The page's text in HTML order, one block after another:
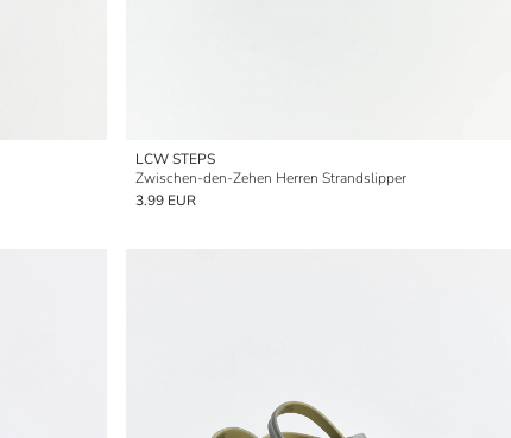
LCW STEPS
Zwischen-den-Zehen Herren Strandslipper
3.99 EUR